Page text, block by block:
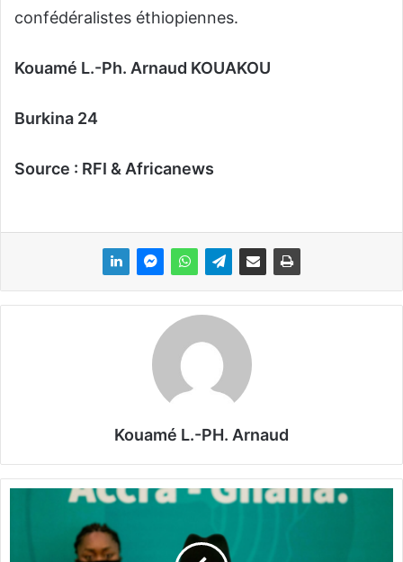
confédéralistes éthiopiennes.
Kouamé L.-Ph. Arnaud KOUAKOU
Burkina 24
Source : RFI & Africanews
Kouamé L.-PH. Arnaud